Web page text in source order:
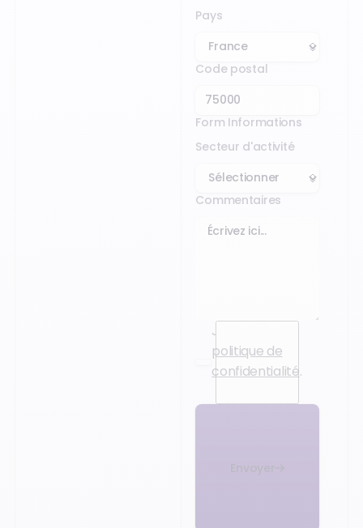
Pays
Code postal
Form Informations
Secteur d'activité
Commentaires
J’accepte la
politique de
confidentialité.
Envoyer